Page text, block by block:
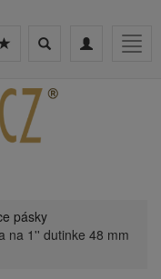
Toggle
Toggle
pásky
na 1'' dutinke 48 mm